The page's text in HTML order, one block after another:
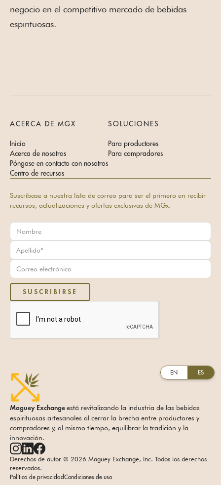
EN ES
negocio en el competitivo mercado de bebidas
espirituosas.
Maguey Exchange está revitalizando la industria de las bebidas
espirituosas artesanales al cerrar la brecha entre productores y
compradores y, al mismo tiempo, equilibrar la tradición y la
innovación.
Derechos de autor © 2026 Maguey Exchange, Inc. Todos los derechos
reservados.
Política de privacidadCondiciones de uso
ACERCA DE MGX
Inicio
Acerca de nosotros
Póngase en contacto con nosotros
Centro de recursos
SOLUCIONES
Para productores
Para compradores
Suscríbase a nuestra lista de correo para ser el primero en recibir
recursos, actualizaciones y ofertas exclusivas de MGx.